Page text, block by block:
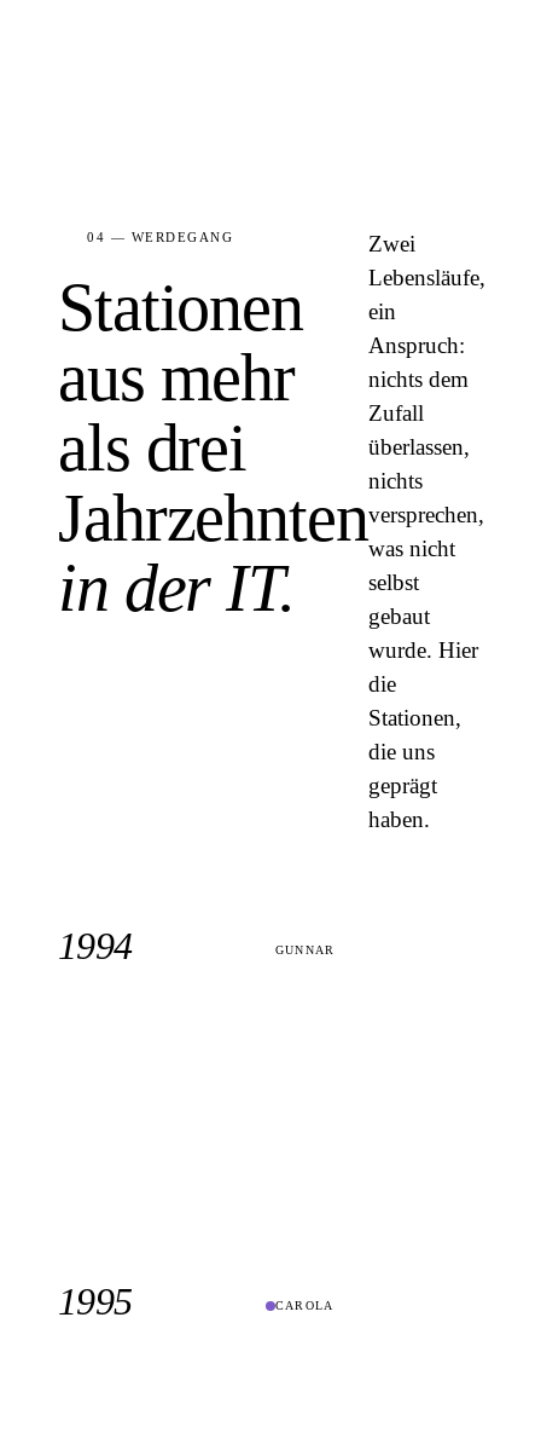
04 — WERDEGANG
Stationen
aus mehr
als drei
Jahrzehnten
in der IT.
Zwei
Lebensläufe,
ein
Anspruch:
nichts dem
Zufall
überlassen,
nichts
versprechen,
was nicht
selbst
gebaut
wurde. Hier
die
Stationen,
die uns
geprägt
haben.
1994 GUNNAR
1995 CAROLA